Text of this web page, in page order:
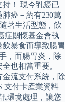
！ 現今乳癌已
癌－約有230萬
著生活型態，飲
症關懷基金會執
暴食而導致腸胃
，而腸胃炎，除
也相當重要。
流支付系統，除
支付卡產業資料
環境處理，讓您